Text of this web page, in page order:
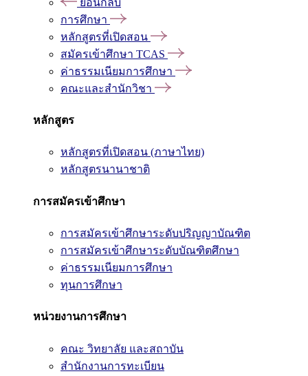
ย้อนกลับ
การศึกษา
หลักสูตรที่เปิดสอน
สมัครเข้าศึกษา TCAS
ค่าธรรมเนียมการศึกษา
คณะและสำนักวิชา
หลักสูตร
หลักสูตรที่เปิดสอน (ภาษาไทย)
หลักสูตรนานาชาติ
การสมัครเข้าศึกษา
การสมัครเข้าศึกษาระดับปริญญาบัณฑิต
การสมัครเข้าศึกษาระดับบัณฑิตศึกษา
ค่าธรรมเนียมการศึกษา
ทุนการศึกษา
หน่วยงานการศึกษา
คณะ วิทยาลัย และสถาบัน
สำนักงานการทะเบียน